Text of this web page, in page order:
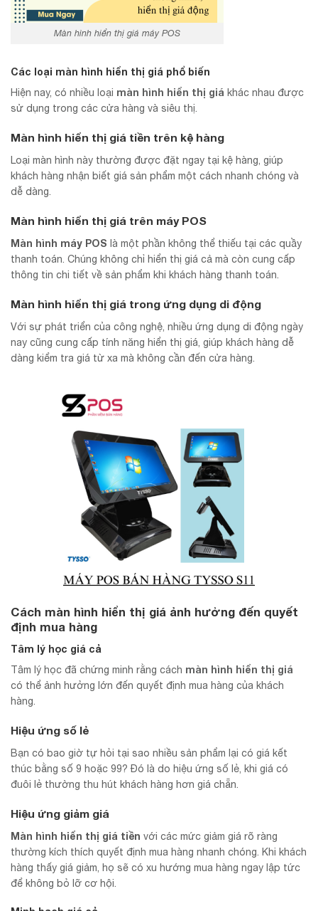
Màn hình hiển thị giá máy POS
Các loại màn hình hiển thị giá phổ biến
Hiện nay, có nhiều loại màn hình hiển thị giá khác nhau được
sử dụng trong các cửa hàng và siêu thị.
Màn hình hiển thị giá tiền trên kệ hàng
Loại màn hình này thường được đặt ngay tại kệ hàng, giúp
khách hàng nhận biết giá sản phẩm một cách nhanh chóng và
dễ dàng.
Màn hình hiển thị giá trên máy POS
Màn hình máy POS là một phần không thể thiếu tại các quầy
thanh toán. Chúng không chỉ hiển thị giá cả mà còn cung cấp
thông tin chi tiết về sản phẩm khi khách hàng thanh toán.
Màn hình hiển thị giá trong ứng dụng di động
Với sự phát triển của công nghệ, nhiều ứng dụng di động ngày
nay cũng cung cấp tính năng hiển thị giá, giúp khách hàng dễ
dàng kiểm tra giá từ xa mà không cần đến cửa hàng.
Cách màn hình hiển thị giá ảnh hưởng đến quyết
định mua hàng
Tâm lý học giá cả
Tâm lý học đã chứng minh rằng cách màn hình hiển thị giá
có thể ảnh hưởng lớn đến quyết định mua hàng của khách
hàng.
Hiệu ứng số lẻ
Bạn có bao giờ tự hỏi tại sao nhiều sản phẩm lại có giá kết
thúc bằng số 9 hoặc 99? Đó là do hiệu ứng số lẻ, khi giá có
đuôi lẻ thường thu hút khách hàng hơn giá chẵn.
Hiệu ứng giảm giá
Màn hình hiển thị giá tiền với các mức giảm giá rõ ràng
thường kích thích quyết định mua hàng nhanh chóng. Khi khách
hàng thấy giá giảm, họ sẽ có xu hướng mua hàng ngay lập tức
để không bỏ lỡ cơ hội.